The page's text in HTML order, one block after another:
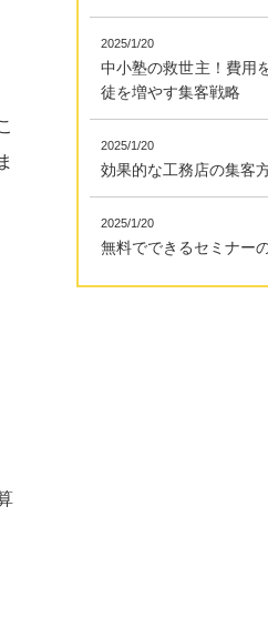
2025/1/20
中小塾の救世主！費用
徒を増やす集客戦略
2025/1/20
効果的な工務店の集客
2025/1/20
無料でできるセミナー